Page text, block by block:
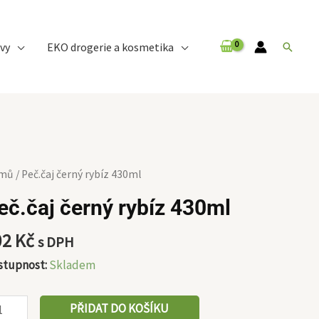
EKO drogerie a kosmetika Hledat
/ Peč.čaj černý rybíz 430ml
černý rybíz 430ml
Kčs DPH
Skladem
PŘIDAT DO KOŠÍKU